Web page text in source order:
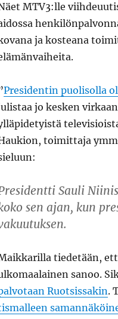
MTV3:lle
ja kosteana
Presidentin puolisolla
jo kesken
toimittaja
Sauli
sen ajan, kun
tiedetään,
sanoo.
Ruotsissakin.